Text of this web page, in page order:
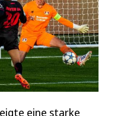
eine starke